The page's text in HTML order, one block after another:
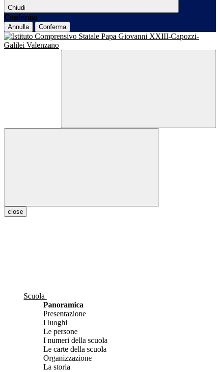
Chiudi
Conferma
Annulla Conferma
close
Scuola
Panoramica
Presentazione
I luoghi
Le persone
I numeri della scuola
Le carte della scuola
Organizzazione
La storia